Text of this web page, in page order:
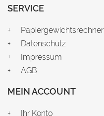
SERVICE
Papiergewichtsrechner
Datenschutz
Impressum
AGB
MEIN ACCOUNT
Ihr Konto